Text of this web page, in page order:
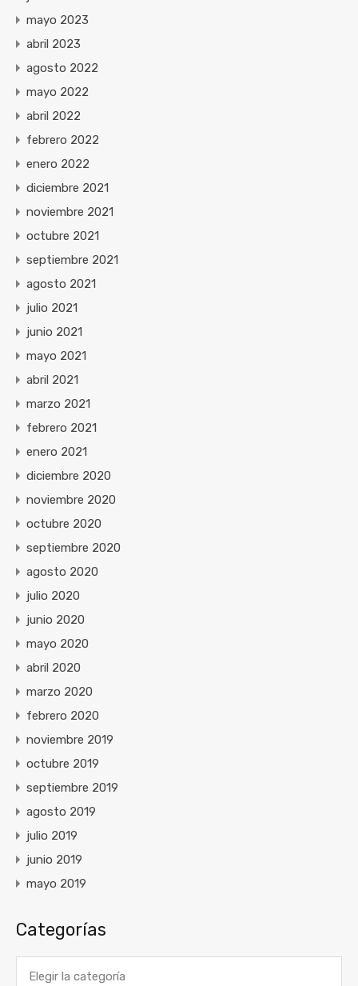
mayo 2023
abril 2023
agosto 2022
mayo 2022
abril 2022
febrero 2022
enero 2022
diciembre 2021
noviembre 2021
octubre 2021
septiembre 2021
agosto 2021
julio 2021
junio 2021
mayo 2021
abril 2021
marzo 2021
febrero 2021
enero 2021
diciembre 2020
noviembre 2020
octubre 2020
septiembre 2020
agosto 2020
julio 2020
junio 2020
mayo 2020
abril 2020
marzo 2020
febrero 2020
noviembre 2019
octubre 2019
septiembre 2019
agosto 2019
julio 2019
junio 2019
mayo 2019
Categorías